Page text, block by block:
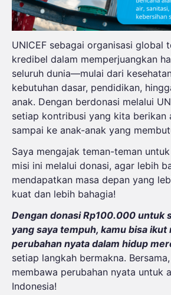
UNICEF sebagai organisasi global
kredibel dalam memperjuangkan
seluruh dunia—mulai dari
kebutuhan dasar, pendidikan,
anak. Dengan berdonasi melalui
setiap kontribusi yang kita berikan
sampai ke anak-anak yang
Saya mengajak teman-teman
misi ini melalui donasi, agar lebih
mendapatkan masa depan yang
kuat dan lebih bahagia!
Dengan donasi Rp100.000 untuk
yang saya tempuh, kamu bisa
perubahan nyata dalam hidup
setiap langkah bermakna.
membawa perubahan nyata untuk
Indonesia!